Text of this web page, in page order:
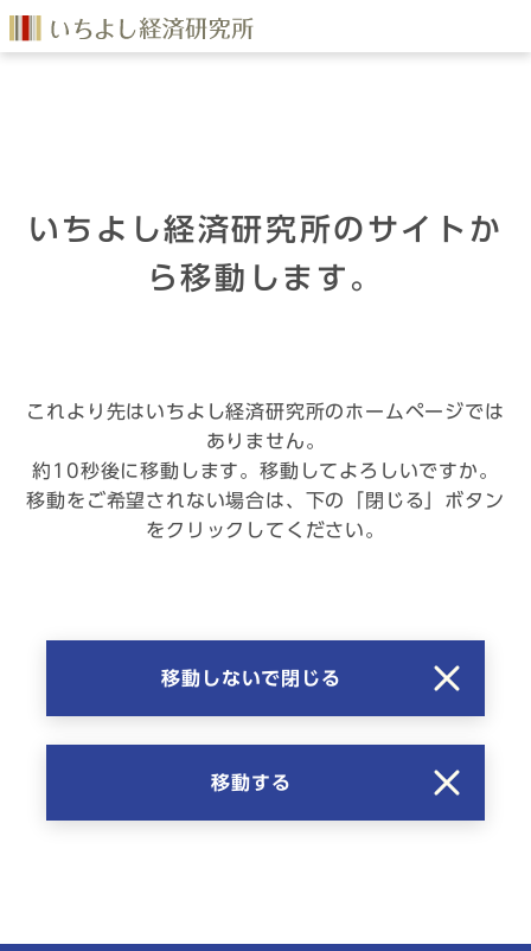
いちよし経済研究所のサイトか
ら移動します。
これより先はいちよし経済研究所のホームページでは
ありません。
約10秒後に移動します。移動してよろしいですか。
移動をご希望されない場合は、下の「閉じる」ボタン
をクリックしてください。
移動しないで閉じる
移動する